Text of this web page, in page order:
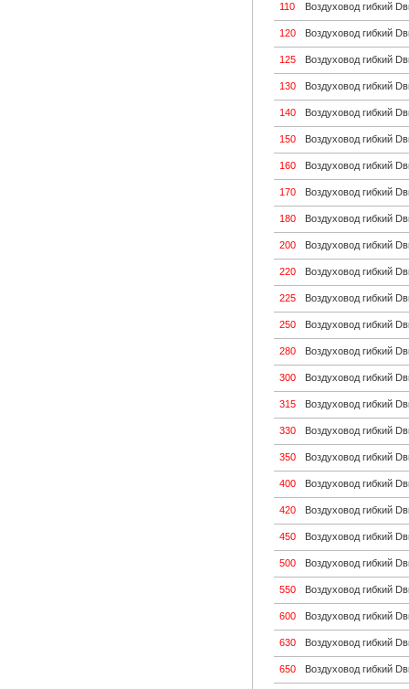
110 Воздуховод гибкий
120 Воздуховод гибкий
125 Воздуховод гибкий
130 Воздуховод гибкий
140 Воздуховод гибкий
150 Воздуховод гибкий
160 Воздуховод гибкий
170 Воздуховод гибкий
180 Воздуховод гибкий
200 Воздуховод гибкий
220 Воздуховод гибкий
225 Воздуховод гибкий
250 Воздуховод гибкий
280 Воздуховод гибкий
300 Воздуховод гибкий
315 Воздуховод гибкий
330 Воздуховод гибкий
350 Воздуховод гибкий
400 Воздуховод гибкий
420 Воздуховод гибкий
450 Воздуховод гибкий
500 Воздуховод гибкий
550 Воздуховод гибкий
600 Воздуховод гибкий
630 Воздуховод гибкий
650 Воздуховод гибкий